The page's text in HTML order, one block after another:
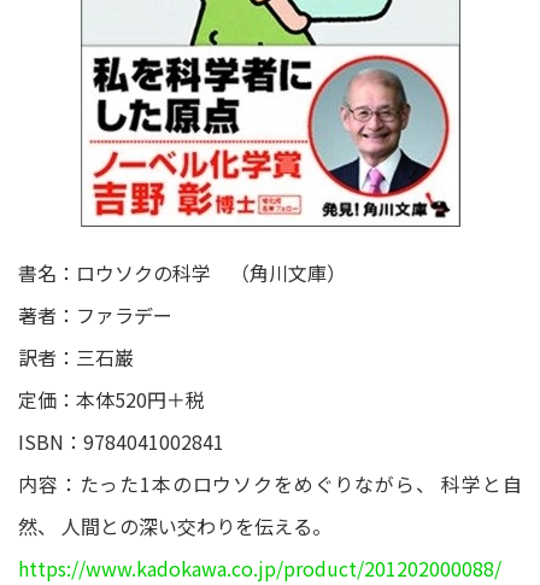
書名：ロウソクの科学 （角川文庫）
著者：ファラデー
訳者：三石巌
定価：本体520円＋税
ISBN：9784041002841
内容：たった1本のロウソクをめぐりながら、 科学と自
然、 人間との深い交わりを伝える。
https://www.kadokawa.co.jp/product/201202000088/